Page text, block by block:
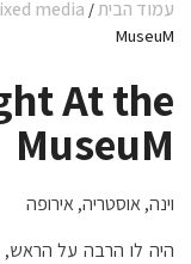
עמוד הבית/
media
MuseuM
At the
MuseuM
וינה, אוסטריה, אירופה
היה לו הרבה על הראש,